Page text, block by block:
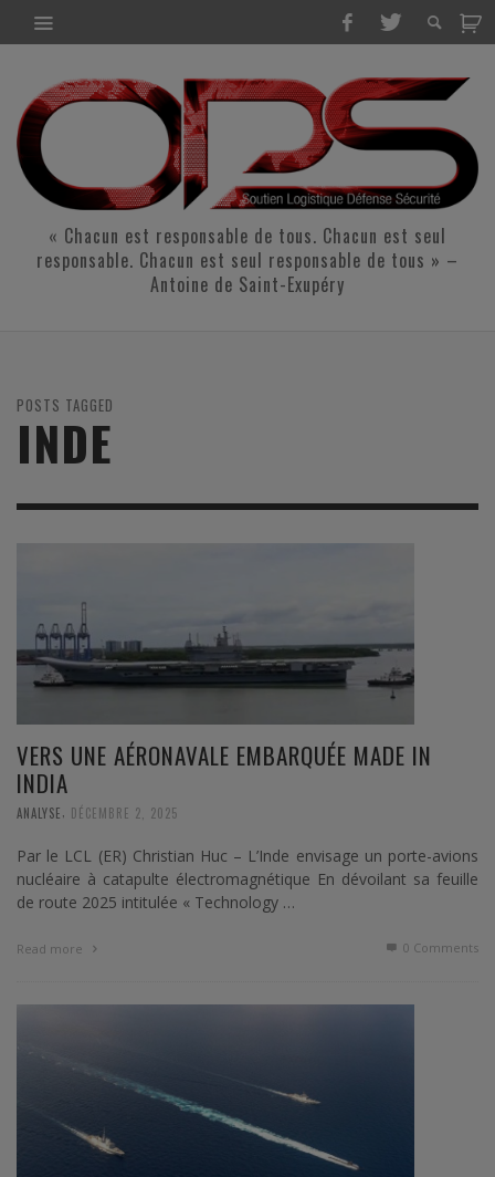
« Chacun est responsable de tous. Chacun est seul
responsable. Chacun est seul responsable de tous » –
Antoine de Saint-Exupéry
POSTS TAGGED
INDE
VERS UNE AÉRONAVALE EMBARQUÉE MADE IN
INDIA
ANALYSE DÉCEMBRE 2, 2025
Par le LCL (ER) Christian Huc – L’Inde envisage un porte-avions
nucléaire à catapulte électromagnétique En dévoilant sa feuille
de route 2025 intitulée « Technology …
Read more 0 Comments